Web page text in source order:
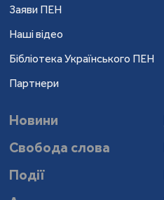
Заяви ПЕН
Наші відео
Бібліотека Українського ПЕН
Партнери
Новини
Свобода слова
Події